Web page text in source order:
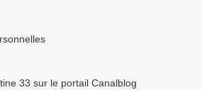
33 sur le portail Canalblog